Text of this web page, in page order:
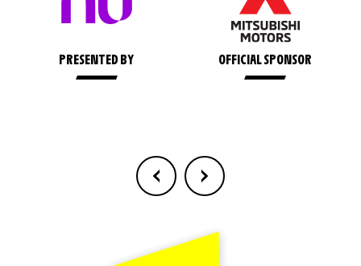
PRESENTED BY OFFICIAL SPONSOR